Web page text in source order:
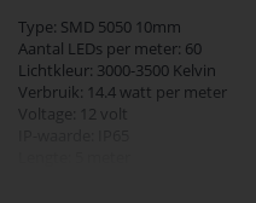
Type: SMD 5050 10mm
Aantal LEDs per meter: 60
Lichtkleur: 3000-3500 Kelvin
Verbruik: 14.4 watt per meter
Voltage: 12 volt